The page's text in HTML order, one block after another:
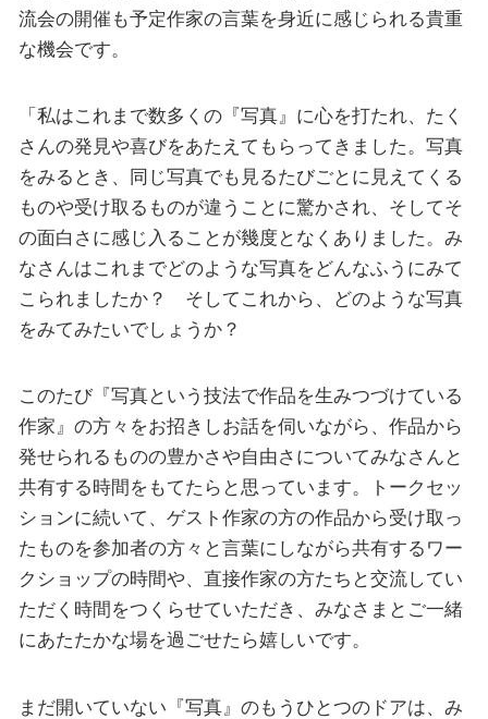
流会の開催も予定作家の言葉を身近に感じられる貴重
な機会です。
「私はこれまで数多くの『写真』に心を打たれ、たく
さんの発見や喜びをあたえてもらってきました。写真
をみるとき、同じ写真でも見るたびごとに見えてくる
ものや受け取るものが違うことに驚かされ、そしてそ
の面白さに感じ入ることが幾度となくありました。み
なさんはこれまでどのような写真をどんなふうにみて
こられましたか？ そしてこれから、どのような写真
をみてみたいでしょうか？
このたび『写真という技法で作品を生みつづけている
作家』の方々をお招きしお話を伺いながら、作品から
発せられるものの豊かさや自由さについてみなさんと
共有する時間をもてたらと思っています。トークセッ
ションに続いて、ゲスト作家の方の作品から受け取っ
たものを参加者の方々と言葉にしながら共有するワー
クショップの時間や、直接作家の方たちと交流してい
ただく時間をつくらせていただき、みなさまとご一緒
にあたたかな場を過ごせたら嬉しいです。
まだ開いていない『写真』のもうひとつのドアは、み